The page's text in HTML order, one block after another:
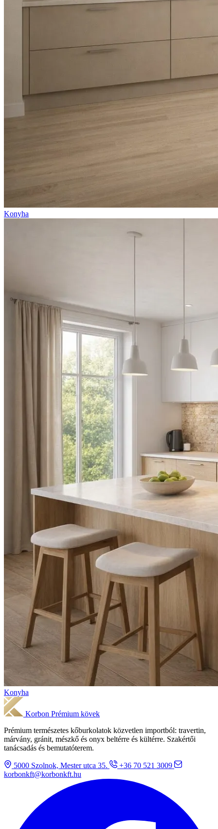
Konyha
Konyha
Korbon Prémium kövek
Prémium természetes kőburkolatok közvetlen importból: travertin,
márvány, gránit, mészkő és onyx beltérre és kültérre. Szakértői
tanácsadás és bemutatóterem.
5000 Szolnok, Mester utca 35.
+36 70 521 3009
korbonkft@korbonkft.hu